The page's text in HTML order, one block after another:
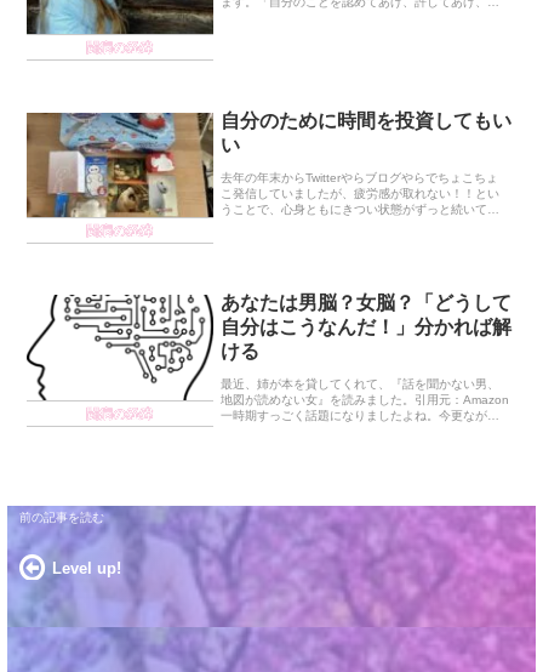
闘病の経緯
闘病の経緯
自分のために時間を投資してもい
い
去年の年末からTwitterやらブログやらでちょこちょ
こ発信していましたが、疲労感が取れない！！とい
うことで、心身ともにきつい状態がずっと続いてい
闘病の経緯
あなたは男脳？女脳？「どうして
自分はこうなんだ！」分かれば解
ける
最近、姉が本を貸してくれて、『話を聞かない男、
地図が読めない女』を読みました。引用元：Amazon
一時期すっごく話題になりましたよね。今更ながら
Level up!